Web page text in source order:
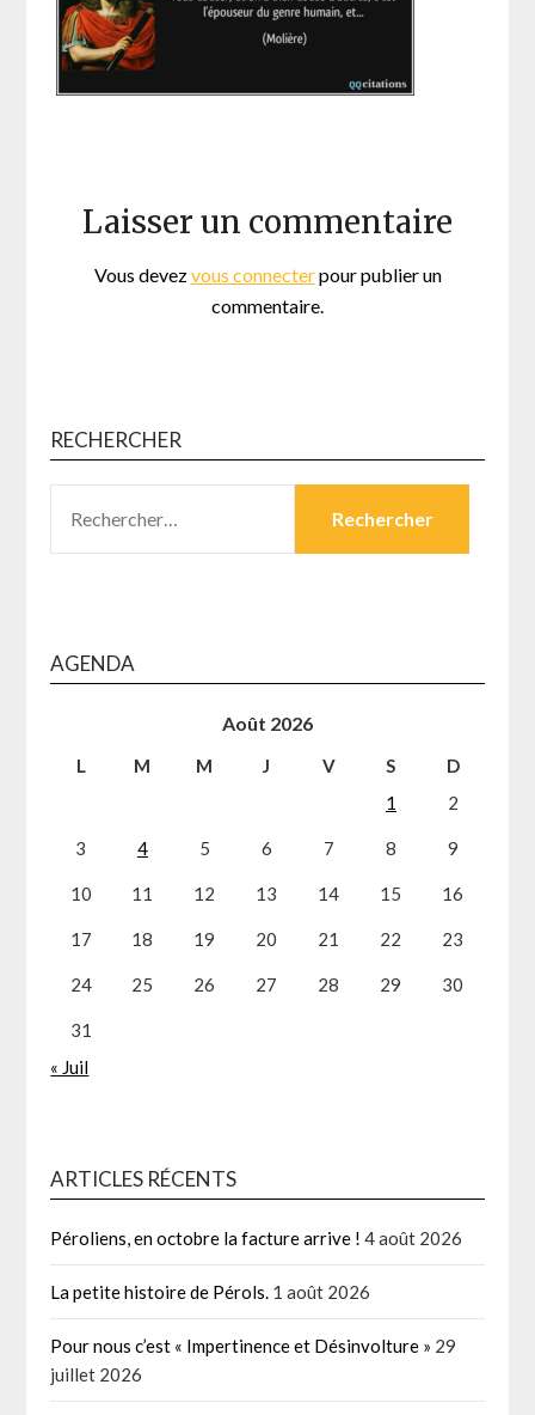
Laisser un commentaire
Vous devezvous connecterpour publier un
commentaire.
RECHERCHER
AGENDA
Août 2026
L M M J V S
D
1
2
3 4 5 6 7 8 9
10 11 12 13 14 15 16
17 18 19 20 21 22 23
24 25 26 27 28 29 30
31
« Juil
ARTICLES RÉCENTS
Péroliens, en octobre la facture arrive ! 4 août 2026
La petite histoire de Pérols. 1 août 2026
Pour nous c’est « Impertinence et Désinvolture » 29
juillet 2026